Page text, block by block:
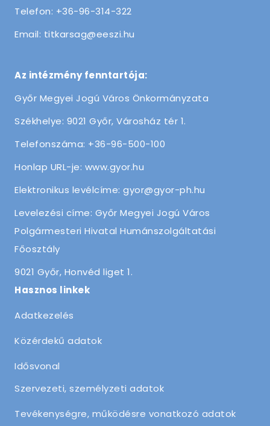
Telefon: +36-96-314-322
Email: titkarsag@eeszi.hu
Az intézmény fenntartója:
Győr Megyei Jogú Város Önkormányzata
Székhelye: 9021 Győr, Városház tér 1.
Telefonszáma: +36-96-500-100
Honlap URL-je: www.gyor.hu
Elektronikus levélcíme: gyor@gyor-ph.hu
Levelezési címe: Győr Megyei Jogú Város
Polgármesteri Hivatal Humánszolgáltatási
Főosztály
9021 Győr, Honvéd liget 1.
Hasznos linkek
Adatkezelés
Közérdekű adatok
Idősvonal
Szervezeti, személyzeti adatok
Tevékenységre, működésre vonatkozó adatok